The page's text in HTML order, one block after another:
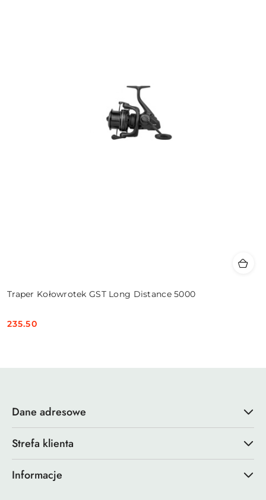
Traper Kołowrotek GST Long Distance 5000
Cena:
235.50
Dane adresowe
Strefa klienta
Informacje